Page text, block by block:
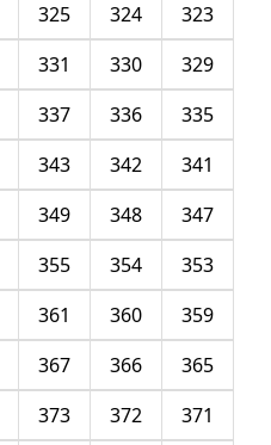
323
324
325
329
330
331
335
336
337
341
342
343
347
348
349
353
354
355
359
360
361
365
366
367
371
372
373